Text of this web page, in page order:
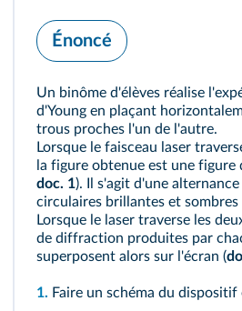
Énoncé
Un binôme d'élèves réalise
d'Young en plaçant
trous proches l'un de l'autre.
Lorsque le faisceau laser
la figure obtenue est une
doc. 1). Il s'agit d'une
circulaires brillantes et
Lorsque le laser traverse les
de diffraction produites par
superposent alors sur l'écran (
1. Faire un schéma du